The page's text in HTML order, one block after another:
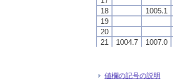
18
1005.1
19
20
21
1004.7 1007.0
24
1008.7
18
1005.1
19
20
21
1004.7 1007.0
24
1008.7
18
1005.1
19
20
21
1004.7 1007.0
24
1008.7
18
1005.1
19
20
21
1004.7 1007.0
24
1008.7
値欄の記号の説明